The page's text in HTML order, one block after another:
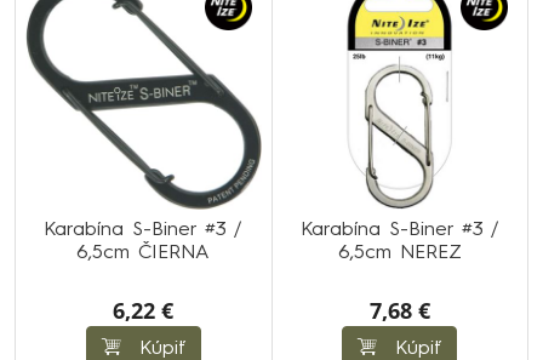
Karabína S-Biner #3 /
6,5cm ČIERNA
6,22 €
Kúpiť
Karabína S-Biner #3 /
6,5cm NEREZ
7,68 €
Kúpiť